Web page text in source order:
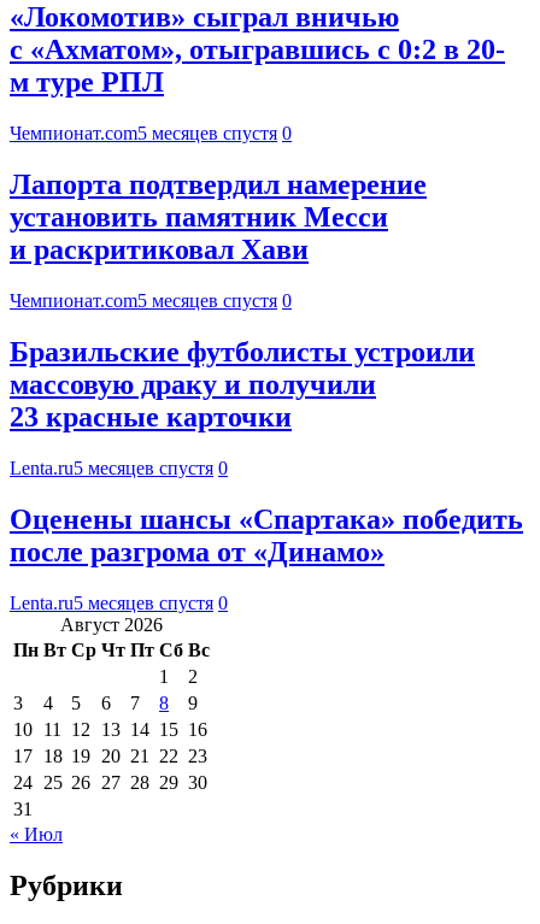
«Локомотив» сыграл вничью
с «Ахматом», отыгравшись с 0:2 в 20-
м туре РПЛ
Чемпионат.com5 месяцев спустя 0
Лапорта подтвердил намерение
установить памятник Месси
и раскритиковал Хави
Чемпионат.com5 месяцев спустя 0
Бразильские футболисты устроили
массовую драку и получили
23 красные карточки
Lenta.ru5 месяцев спустя 0
Оценены шансы «Спартака» победить
после разгрома от «Динамо»
Lenta.ru5 месяцев спустя 0
Август 2026
Пн Вт Ср Чт Пт Сб Вс
1
2
3
4 5 6 7 8
9
10 11 12 13 14 15 16
17 18 19 20 21 22 23
24 25 26 27 28 29 30
31
« Июл
Рубрики